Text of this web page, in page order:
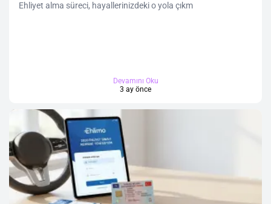
Ehliyet alma süreci, hayallerinizdeki o yola çıkm
Devamını Oku
3 ay önce